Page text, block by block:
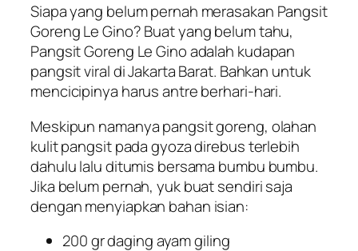
Siapa yang belum pernah merasakan Pangsit
Goreng Le Gino? Buat yang belum tahu,
Pangsit Goreng Le Gino adalah kudapan
pangsit viral di Jakarta Barat. Bahkan untuk
mencicipinya harus antre berhari-hari.
Meskipun namanya pangsit goreng, olahan
kulit pangsit pada gyoza direbus terlebih
dahulu lalu ditumis bersama bumbu bumbu.
Jika belum pernah, yuk buat sendiri saja
dengan menyiapkan bahan isian:
200 gr daging ayam giling